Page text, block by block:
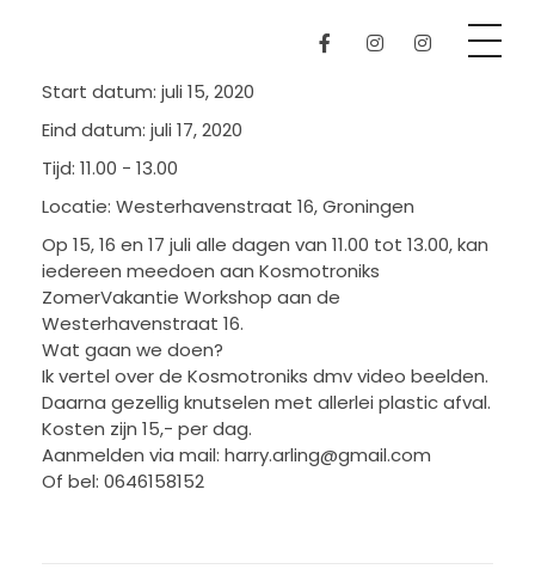
Start datum: juli 15, 2020
Eind datum: juli 17, 2020
Tijd: 11.00 - 13.00
Locatie: Westerhavenstraat 16, Groningen
Op 15, 16 en 17 juli alle dagen van 11.00 tot 13.00, kan
iedereen meedoen aan Kosmotroniks
ZomerVakantie Workshop aan de
Westerhavenstraat 16.
Wat gaan we doen?
Ik vertel over de Kosmotroniks dmv video beelden.
Daarna gezellig knutselen met allerlei plastic afval.
Kosten zijn 15,- per dag.
Aanmelden via mail: harry.arling@gmail.com
Of bel: 0646158152